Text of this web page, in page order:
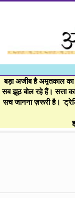
।।
BE
बड़ा अजीब है अमृतकाल का
सब झूठ बोल रहे हैं। सत्ता
सच जानना ज़रूरी है।